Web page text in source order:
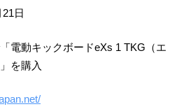
日
電動キックボードeXs 1 TKG（エ
を購入